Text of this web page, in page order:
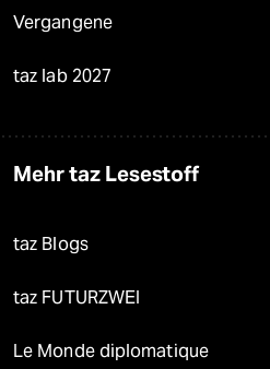
Vergangene
taz lab 2027
Mehr taz Lesestoff
taz Blogs
taz FUTURZWEI
Le Monde diplomatique